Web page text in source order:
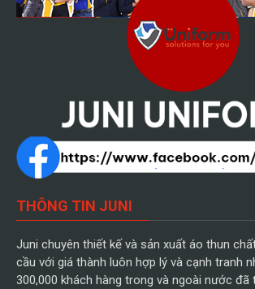
THÔNG TIN JUNI
Juni chuyên thiết kế và sản xuất áo thun
cầu với giá thành luôn hợp lý và cạnh tranh
300,000 khách hàng trong và ngoài nước đã